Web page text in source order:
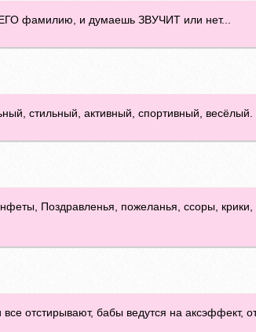
фамилию, и думаешь ЗВУЧИТ или нет...
стильный, активный, спортивный, весёлый.
Поздравленья, пожеланья, ссоры,
отстирывают, бабы ведутся на аксэффект,